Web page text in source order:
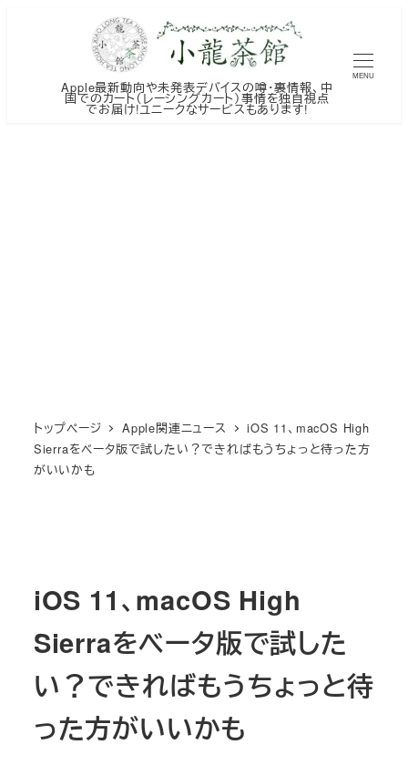
Apple最新動向や未発表デバイスの噂・裏情報、中
国でのカート（レーシングカート）事情を独自視点
でお届け!ユニークなサービスもあります!
MENU
トップページ Apple関連ニュース
iOS 11、macOS High
Sierraをベータ版で試したい？できればもうちょっと待った方
がいいかも
iOS 11、macOS High
Sierraをベータ版で試した
い？できればもうちょっと待
った方がいいかも